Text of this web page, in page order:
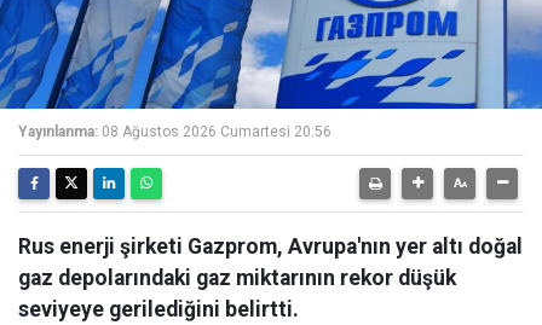
Yayınlanma: 08 Ağustos 2026 Cumartesi 20:56
Rus enerji şirketi Gazprom, Avrupa'nın yer altı doğal
gaz depolarındaki gaz miktarının rekor düşük
seviyeye gerilediğini belirtti.